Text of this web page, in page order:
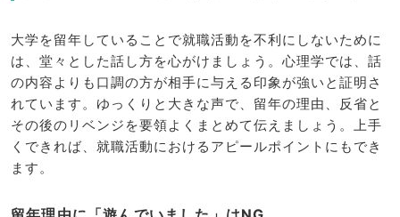
大学を留年していることで就職活動を不利にしないために
は、堂々とした話し方を心がけましょう。心理学では、話
の内容よりも口調の方が相手に与える印象が強いと証明さ
れています。ゆっくりと大きな声で、留年の理由、反省と
その後のリベンジを要領よくまとめて伝えましょう。上手
くできれば、就職活動におけるアピールポイントにもでき
ます。